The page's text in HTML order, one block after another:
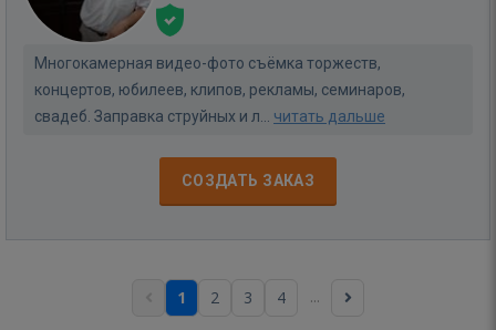
Многокамерная видео-фото съёмка торжеств,
концертов, юбилеев, клипов, рекламы, семинаров,
свадеб. Заправка струйных и л... читать дальше
СОЗДАТЬ ЗАКАЗ
1 2 3 4 ...